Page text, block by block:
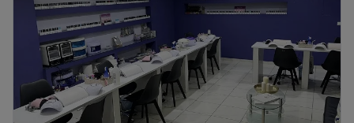
Πέμπτη
09:00–21:00
Παρασκευή
09:00–21:00
Σάββατο
09:00 – 18:00
Κυριακή
Κλειστό
Το Love Nails & More βρίσκεται στην Πετρούπολη και